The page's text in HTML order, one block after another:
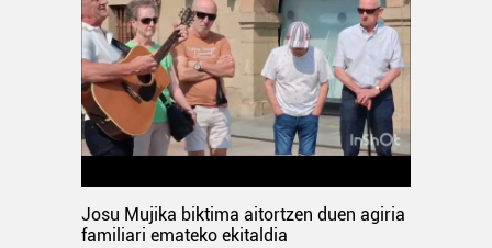
Josu Mujika biktima aitortzen duen agiria
familiari emateko ekitaldia